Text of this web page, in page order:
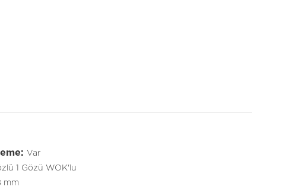
Var
1 Gözü WOK'lu
mm